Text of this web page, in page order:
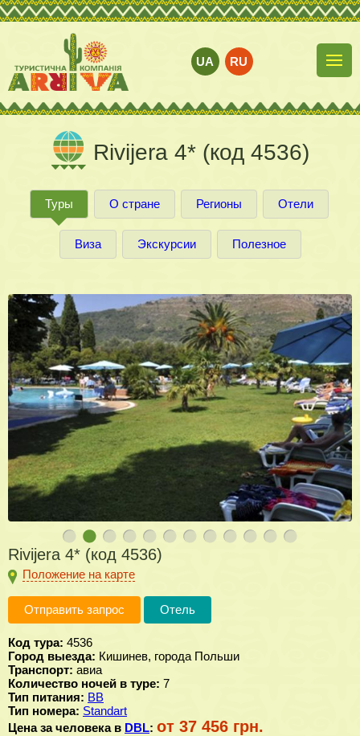
UA RU
Rivijera 4* (код 4536)
Туры О стране Регионы Отели
Виза Экскурсии Полезное
Rivijera 4* (код 4536)
Положение на карте
Отправить запрос Отель
Код тура: 4536
Город выезда: Кишинев, города Польши
Транспорт: авиа
Количество ночей в туре: 7
Тип питания: BB
Тип номера: Standart
Цена за человека в DBL: от 37 456 грн.